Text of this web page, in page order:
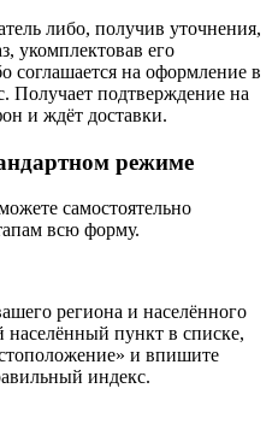
либо, получив уточнения,
укомплектовав его
на оформление в
Получает подтверждение на
и ждёт доставки.
режиме
самостоятельно
всю форму.
региона и населённого
пункт в списке,
и впишите
индекс.